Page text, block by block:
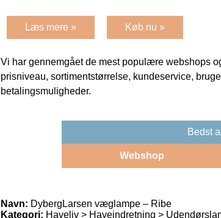
Læs mere » Køb nu »
Vi har gennemgået de mest populære webshops
prisniveau, sortimentstørrelse, kundeservice,
betalingsmuligheder.
Bedst
Webshop
Navn: DybergLarsen væglampe – Ribe
Kategori: Haveliv > Haveindretning >